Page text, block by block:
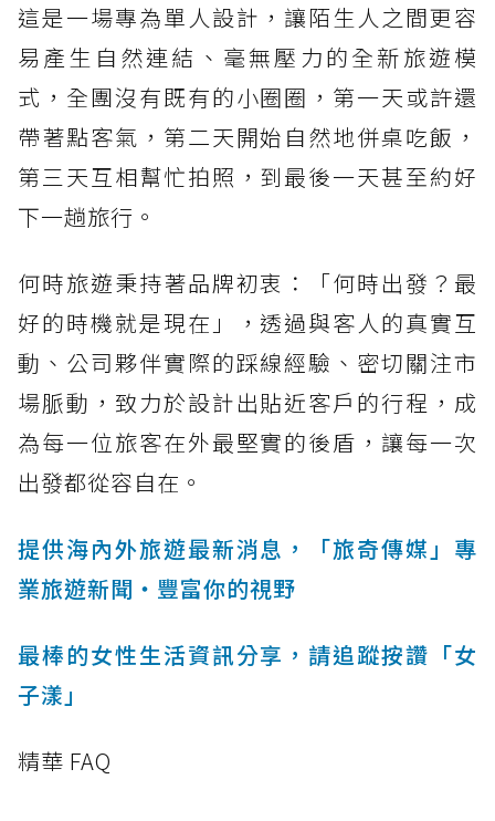
這是一場專為單人設計，讓陌生人之間更容
易產生自然連結、毫無壓力的全新旅遊模
式，全團沒有既有的小圈圈，第一天或許還
帶著點客氣，第二天開始自然地併桌吃飯，
第三天互相幫忙拍照，到最後一天甚至約好
下一趟旅行。
何時旅遊秉持著品牌初衷：「何時出發？最
好的時機就是現在」，透過與客人的真實互
動、公司夥伴實際的踩線經驗、密切關注市
場脈動，致力於設計出貼近客戶的行程，成
為每一位旅客在外最堅實的後盾，讓每一次
出發都從容自在。
提供海內外旅遊最新消息，「旅奇傳媒」專
業旅遊新聞‧豐富你的視野
最棒的女性生活資訊分享，請追蹤按讚「女
子漾」
精華 FAQ